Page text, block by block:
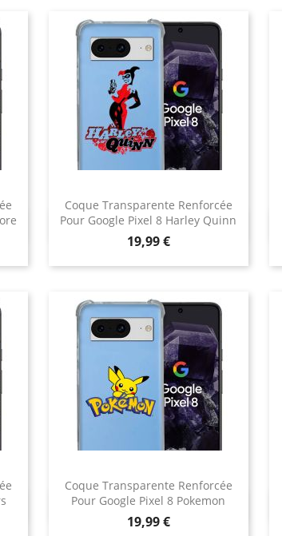
Coque Transparente Renforcée
Pour Google Pixel 8 Harley Quinn
Prix
19,99 €
Aperçu rapide
Coque Transparente Renforcée
Pour Google Pixel 8 Pokemon
Prix
19,99 €
Aperçu rapide